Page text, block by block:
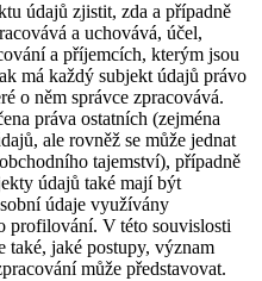
údajů zjistit, zda a případně
a uchovává, účel,
a příjemcích, kterým jsou
má každý subjekt údajů právo
o něm správce zpracovává.
práva ostatních (zejména
ale rovněž se může jednat
tajemství), případně
údajů také mají být
údaje využívány
profilování. V této souvislosti
také, jaké postupy, význam
může představovat.